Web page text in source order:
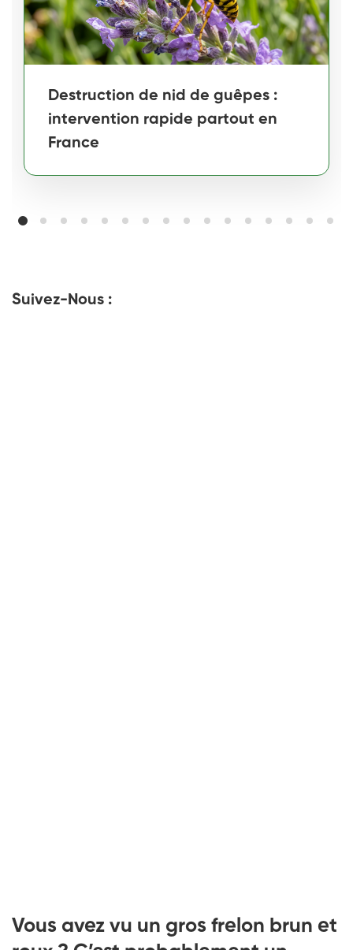
Destruction de nid de guêpes :
intervention rapide partout en
France
Suivez-Nous :
Vous avez vu un gros frelon brun et